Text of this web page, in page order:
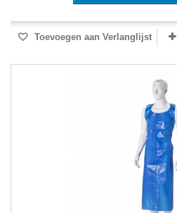
Toevoegen aan Verlanglijst